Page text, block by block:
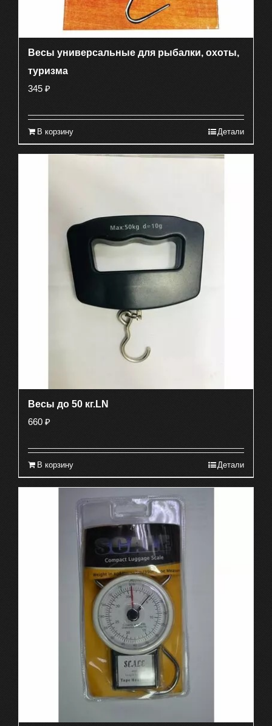
Весы универсальные для рыбалки, охоты,
туризма
345 ₽
В корзину Детали
Весы до 50 кг.LN
660 ₽
В корзину Детали